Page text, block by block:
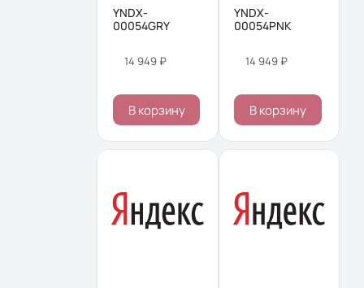
YNDX-
00054GRY
14 949 ₽
В корзину
YNDX-
00054PNK
14 949 ₽
В корзину